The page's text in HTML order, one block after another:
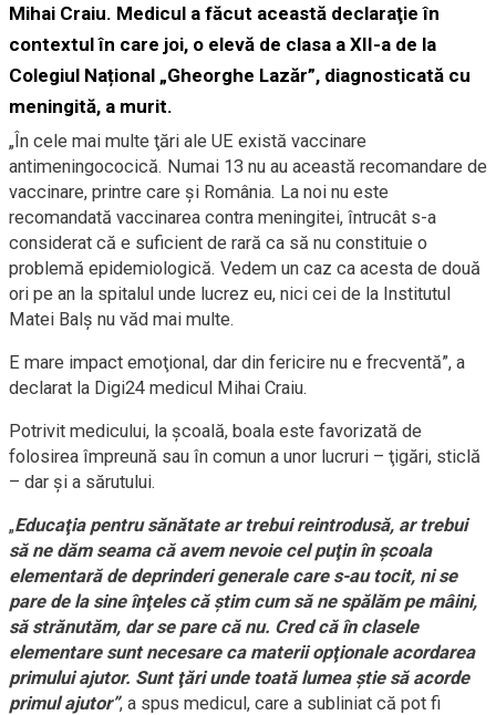
Mihai Craiu. Medicul a făcut această declaraţie în
contextul în care joi, o elevă de clasa a XII-a de la
Colegiul Național „Gheorghe Lazăr”, diagnosticată cu
meningită, a murit.
„În cele mai multe ţări ale UE există vaccinare
antimeningococică. Numai 13 nu au această recomandare de
vaccinare, printre care şi România. La noi nu este
recomandată vaccinarea contra meningitei, întrucât s-a
considerat că e suficient de rară ca să nu constituie o
problemă epidemiologică. Vedem un caz ca acesta de două
ori pe an la spitalul unde lucrez eu, nici cei de la Institutul
Matei Balş nu văd mai multe.
E mare impact emoţional, dar din fericire nu e frecventă”, a
declarat la Digi24 medicul Mihai Craiu.
Potrivit medicului, la şcoală, boala este favorizată de
folosirea împreună sau în comun a unor lucruri – ţigări, sticlă
– dar şi a sărutului.
„Educaţia pentru sănătate ar trebui reintrodusă, ar trebui
să ne dăm seama că avem nevoie cel puţin în şcoala
elementară de deprinderi generale care s-au tocit, ni se
pare de la sine înţeles că ştim cum să ne spălăm pe mâini,
să strănutăm, dar se pare că nu. Cred că în clasele
elementare sunt necesare ca materii opţionale acordarea
primului ajutor. Sunt ţări unde toată lumea ştie să acorde
primul ajutor”, a spus medicul, care a subliniat că pot fi